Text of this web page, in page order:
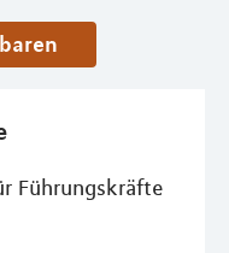
Führungskräfte